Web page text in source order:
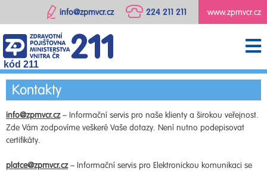
www.zpmvcr.cz
224 211 211
info@zpmvcr.cz
kód 211
Kontakty
info@zpmvcr.cz– Informační servis pro naše klienty a širokou veřejnost.
Zde Vám zodpovíme veškeré Vaše dotazy. Není nutno podepisovat
certifikáty.
platce@zpmvcr.cz– Informační servis pro Elektronickou komunikaci se